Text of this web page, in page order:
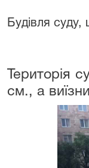
Будівля
Територія
см., а